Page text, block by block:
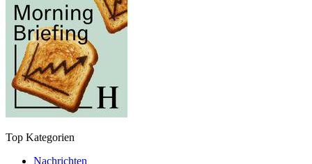
Top Kategorien
Nachrichten